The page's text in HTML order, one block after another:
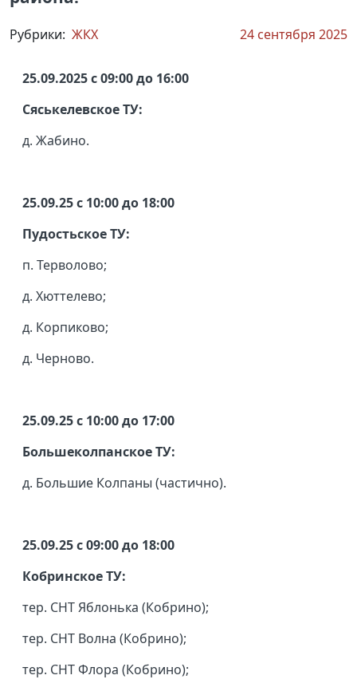
Рубрики: ЖКХ 24 сентября 2025
25.09.2025 с 09:00 до 16:00
Сяськелевское ТУ:
д. Жабино.
25.09.25 с 10:00 до 18:00
Пудостьское ТУ:
п. Терволово;
д. Хюттелево;
д. Корпиково;
д. Черново.
25.09.25 с 10:00 до 17:00
Большеколпанское ТУ:
д. Большие Колпаны (частично).
25.09.25 с 09:00 до 18:00
Кобринское ТУ:
тер. СНТ Яблонька (Кобрино);
тер. СНТ Волна (Кобрино);
тер. СНТ Флора (Кобрино);